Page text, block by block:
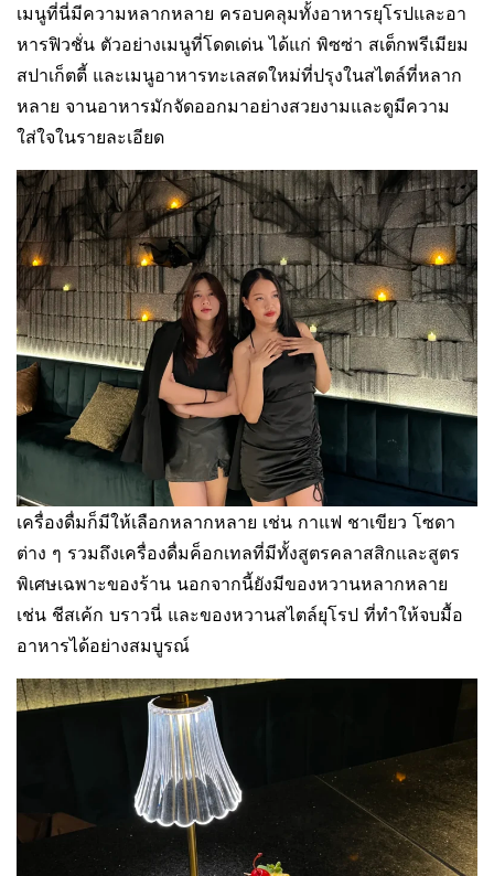
เมนูที่นี่มีความหลากหลาย ครอบคลุมทั้งอาหารยุโรปและอา
หารฟิวชั่น ตัวอย่างเมนูที่โดดเด่น ได้แก่ พิซซ่า สเต็กพรีเมียม
สปาเก็ตตี้ และเมนูอาหารทะเลสดใหม่ที่ปรุงในสไตล์ที่หลาก
หลาย จานอาหารมักจัดออกมาอย่างสวยงามและดูมีความ
ใส่ใจในรายละเอียด
เครื่องดื่มก็มีให้เลือกหลากหลาย เช่น กาแฟ ชาเขียว โซดา
ต่าง ๆ รวมถึงเครื่องดื่มค็อกเทลที่มีทั้งสูตรคลาสสิกและสูตร
พิเศษเฉพาะของร้าน นอกจากนี้ยังมีของหวานหลากหลาย
เช่น ชีสเค้ก บราวนี่ และของหวานสไตล์ยุโรป ที่ทำให้จบมื้อ
อาหารได้อย่างสมบูรณ์